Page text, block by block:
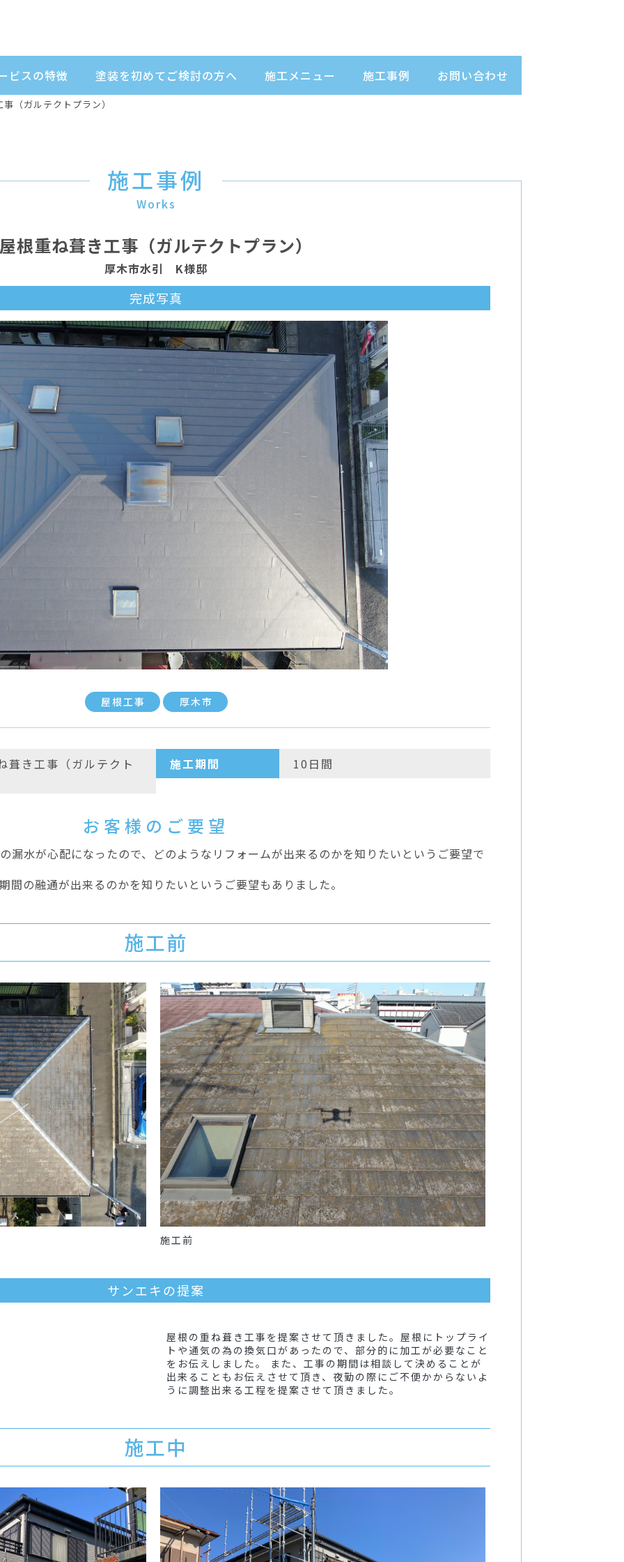
ビスの特徴 塗装を初めてご検討の方へ 施工メニュー 施工事例 お問い合わせ
（ガルテクトプラン）
施工事例
Works
屋根重ね葺き工事（ガルテクトプラン）
厚木市水引 K様邸
完成写真
屋根工事 厚木市
葺き工事（ガルテクト
施工期間 10日間
お客様のご要望
漏水が心配になったので、どのようなリフォームが出来るのかを知りたいというご要望で
間の融通が出来るのかを知りたいというご要望もありました。
施工前
施工前
サンエキの提案
屋根の重ね葺き工事を提案させて頂きました。屋根にトップライ
トや通気の為の換気口があったので、部分的に加工が必要なこと
をお伝えしました。 また、工事の期間は相談して決めることが
出来ることもお伝えさせて頂き、夜勤の際にご不便かからないよ
うに調整出来る工程を提案させて頂きました。
施工中